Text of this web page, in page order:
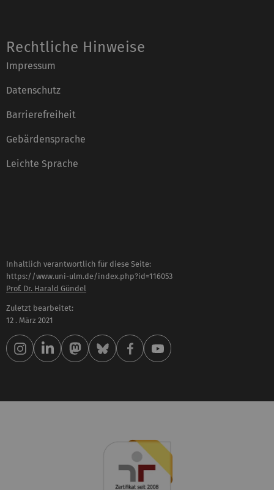
Rechtliche Hinweise
Impressum
Datenschutz
Barrierefreiheit
Gebärdensprache
Leichte Sprache
Inhaltlich verantwortlich für diese Seite:
https://www.uni-ulm.de/index.php?id=116053
Prof. Dr. Harald Gündel
Zuletzt bearbeitet:
12 . März 2021